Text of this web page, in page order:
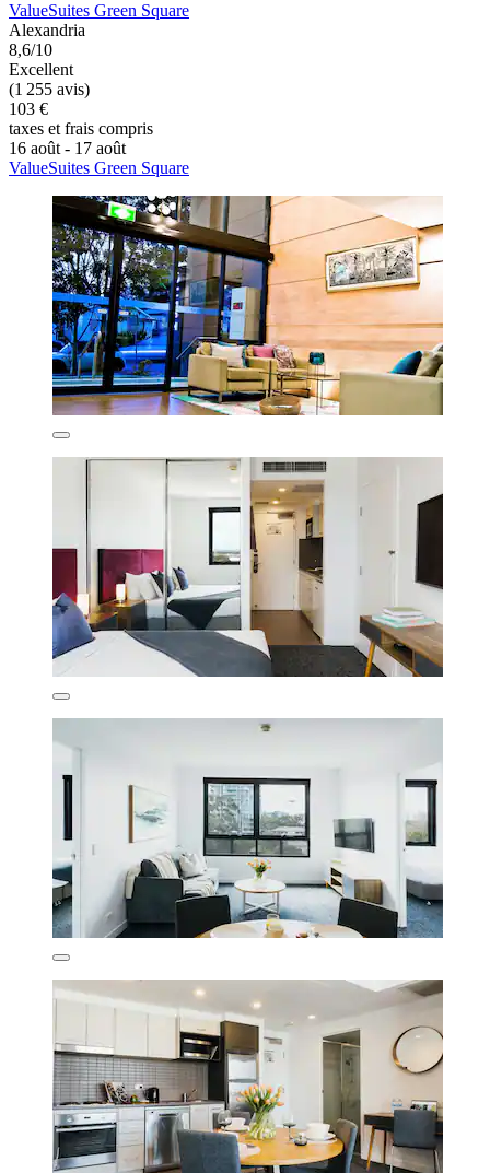
ValueSuites Green Square
Alexandria
8,6/10
Excellent
(1 255 avis)
103 €
taxes et frais compris
16 août - 17 août
ValueSuites Green Square